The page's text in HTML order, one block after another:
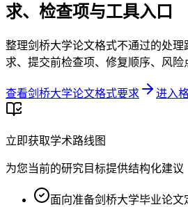
求、检查项与工具入口
整理剑桥大学论文格式不通过的处
求、提交前检查项、修复顺序、风险
查看剑桥大学论文格式要求 进入
立即获取学术路线图
为您当前的研究目标提供结构化建议
面向准备剑桥大学毕业论文